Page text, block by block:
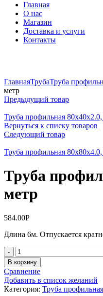
Главная
О нас
Магазин
Доставка и услуги
Контакты
ГлавнаяТрубаТруба
метр
Предыдущий товар
Труба профильная
Вернуться к списку товаров
Следующий товар
Труба профильная
Труба
метр
584.00Р
Длина 6м. Отпускается
Количество
В корзину
Сравнение
Добавить в список желаний
Категория: Труба профильная